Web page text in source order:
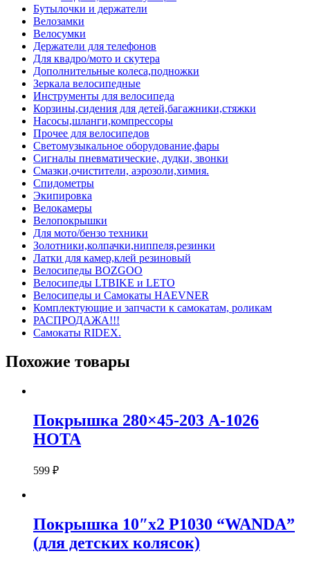
Бутылочки и держатели
Велозамки
Велосумки
Держатели для телефонов
Для квадро/мото и скутера
Дополнительные колеса,подножки
Зеркала велосипедные
Инструменты для велосипеда
Корзины,сидения для детей,багажники,стяжки
Насосы,шланги,компрессоры
Прочее для велосипедов
Светомузыкальное оборудование,фары
Сигналы пневматические, дудки, звонки
Смазки,очистители, аэрозоли,химия.
Спидометры
Экипировка
Велокамеры
Велопокрышки
Для мото/бензо техники
Золотники,колпачки,ниппеля,резинки
Латки для камер,клей резиновый
Велосипеды BOZGOO
Велосипеды LTBIKE и LETO
Велосипеды и Самокаты HAEVNER
Комплектующие и запчасти к самокатам, роликам
РАСПРОДАЖА!!!
Самокаты RIDEX.
Похожие товары
Покрышка 280×45-203 A-1026
HOTA
599 ₽
Покрышка 10″х2 P1030 “WANDA”
(для детских колясок)